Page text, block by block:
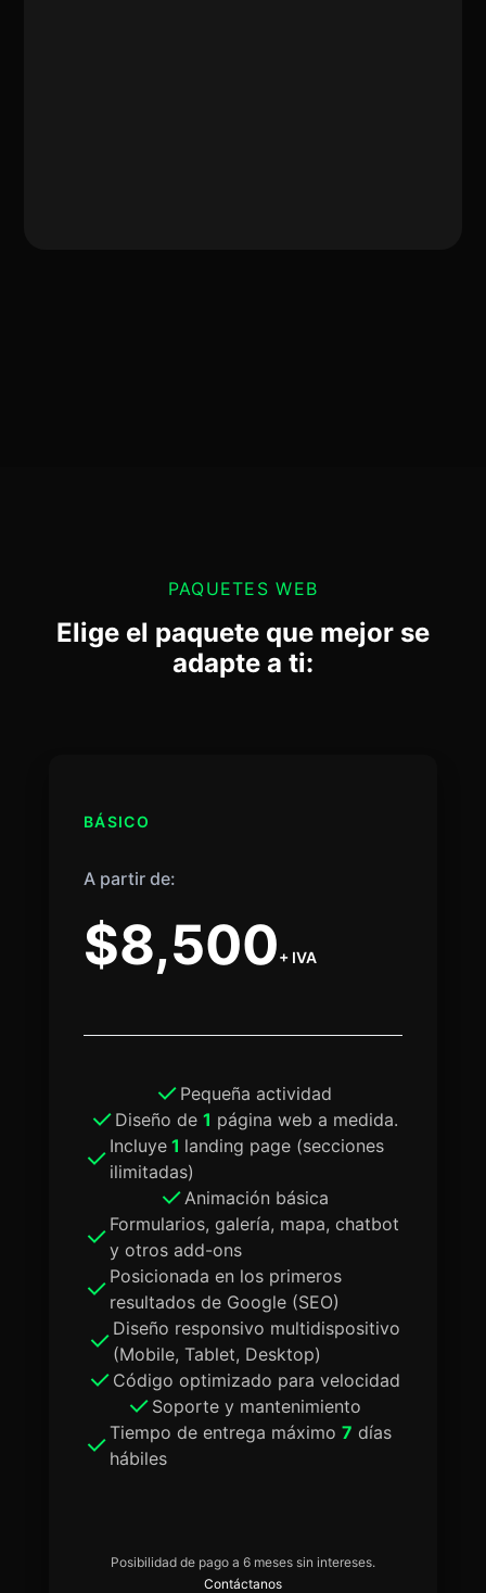
PAQUETES WEB
Elige el paquete que mejor se
adapte a ti:
BÁSICO
A partir de:
$8,500+ IVA
Pequeña actividad
Diseño de 1 página web a medida.
Incluye1 landing page (secciones
ilimitadas)
Animación básica
Formularios, galería, mapa, chatbot
y otros add-ons
Posicionada en los primeros
resultados de Google (SEO)
Diseño responsivo multidispositivo
(Mobile, Tablet, Desktop)
Código optimizado para velocidad
Soporte y mantenimiento
Tiempo de entrega máximo 7 días
hábiles
Posibilidad de pago a 6 meses sin intereses.
Contáctanos